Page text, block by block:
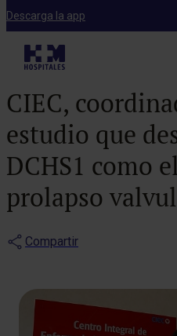
Descarga la app
Notas de prensa
Los Dres.
Leticia Fdez.
CIEC,
estudio que
DCHS1 como
prolapso
Compartir